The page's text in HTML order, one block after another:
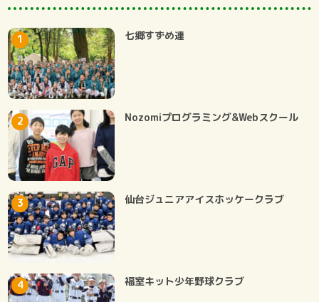
七郷すずめ連
Nozomiプログラミング&Webスクール
仙台ジュニアアイスホッケークラブ
福室キット少年野球クラブ